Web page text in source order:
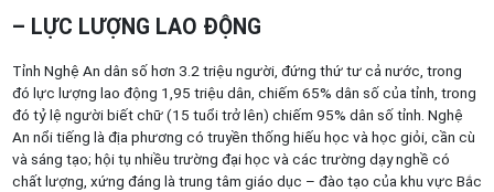
– LỰC LƯỢNG LAO ĐỘNG
Tỉnh Nghệ An dân số hơn 3.2 triệu người, đứng thứ tư cả nước, trong
đó lực lượng lao động 1,95 triệu dân, chiếm 65% dân số của tỉnh, trong
đó tỷ lệ người biết chữ (15 tuổi trở lên) chiếm 95% dân số tỉnh. Nghệ
An nổi tiếng là địa phương có truyền thống hiếu học và học giỏi, cần cù
và sáng tạo; hội tụ nhiều trường đại học và các trường dạy nghề có
chất lượng, xứng đáng là trung tâm giáo dục – đào tạo của khu vực Bắc